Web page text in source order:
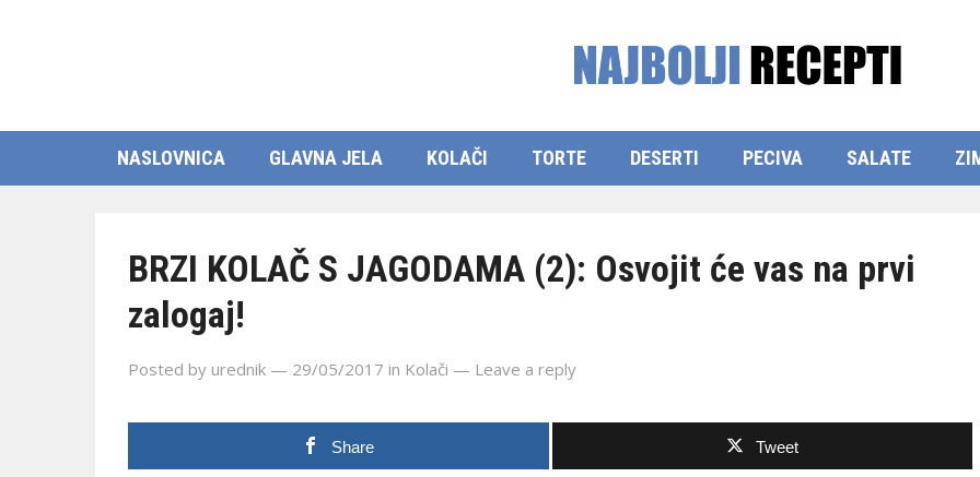
NASLOVNICA GLAVNA JELA KOLAČI TORTE DESERTI PECIVA SALATE
BRZI KOLAČ S JAGODAMA (2): Osvojit će vas na prvi
zalogaj!
Posted by urednik — 29/05/2017 in Kolači — Leave a reply
Share Tweet